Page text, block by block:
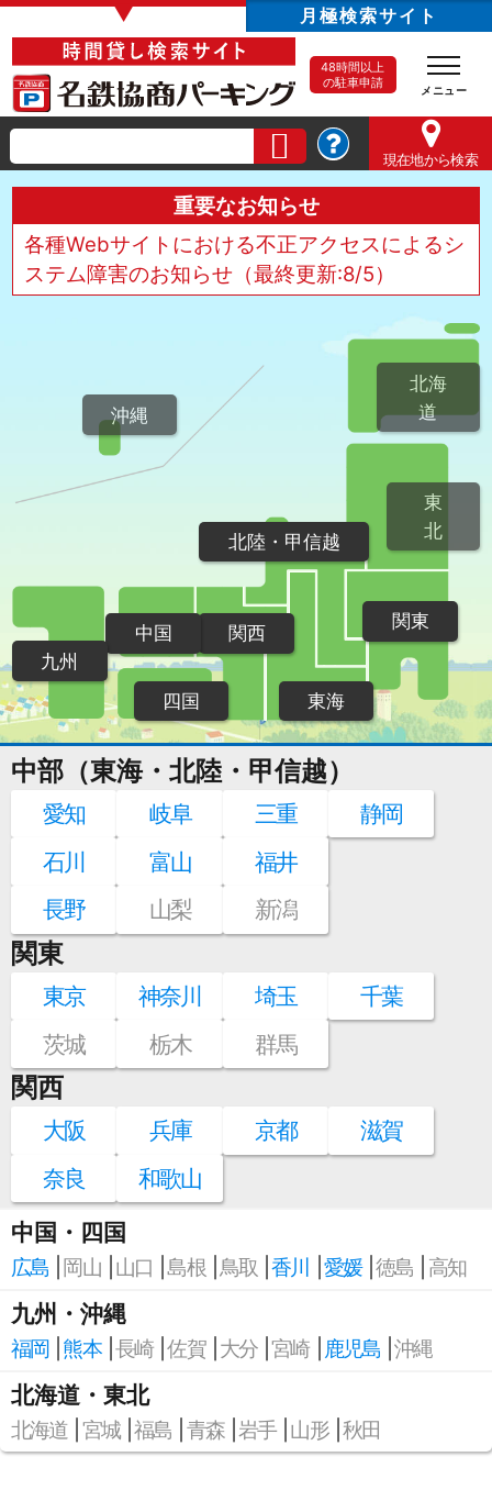
▼ 月極検索サイト
48時間以上
の駐車申請
現在地から検索
重要なお知らせ
各種Webサイトにおける不正アクセスによるシ
ステム障害のお知らせ（最終更新:8/5）
北海
道
東
北
関東
北陸・甲信越
東海
関西
中国
四国
九州
沖縄
中部（東海・北陸・甲信越）
愛知 岐阜 三重
静岡
石川
富山
福井
長野
山梨 新潟
関東
東京 神奈川 埼玉
千葉
茨城
栃木 群馬
関西
大阪 兵庫 京都
滋賀
奈良
和歌山
中国・四国
広島 岡山 山口 島根 鳥取 香川 愛媛 徳島 高知
九州・沖縄
福岡 熊本 長崎 佐賀 大分 宮崎 鹿児島 沖縄
北海道・東北
北海道 宮城 福島 青森 岩手 山形 秋田